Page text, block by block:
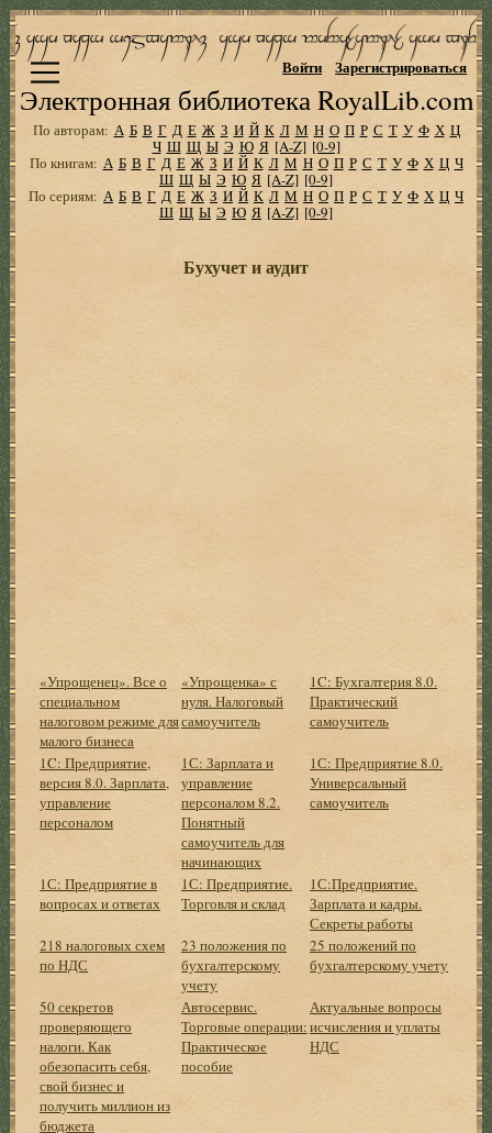
Электронная библиотека RoyalLib.com
Войти Зарегистрироваться
По авторам: А Б В Г Д Е Ж З И Й К Л М Н О П Р С Т У Ф Х Ц
Ч Ш Щ Ы Э Ю Я [A-Z] [0-9]
По книгам: А Б В Г Д Е Ж З И Й К Л М Н О П Р С Т У Ф Х Ц Ч
Ш Щ Ы Э Ю Я [A-Z] [0-9]
По сериям: А Б В Г Д Е Ж З И Й К Л М Н О П Р С Т У Ф Х Ц Ч
Ш Щ Ы Э Ю Я [A-Z] [0-9]
Бухучет и аудит
«Упрощенец». Все о
специальном
налоговом режиме для
малого бизнеса
«Упрощенка» с
нуля. Налоговый
самоучитель
1C: Бухгалтерия 8.0.
Практический
самоучитель
1C: Предприятие,
версия 8.0. Зарплата,
управление
персоналом
1С: Зарплата и
управление
персоналом 8.2.
Понятный
самоучитель для
начинающих
1С: Предприятие 8.0.
Универсальный
самоучитель
1С: Предприятие в
вопросах и ответах
1С: Предприятие.
Торговля и склад
1С:Предприятие.
Зарплата и кадры.
Секреты работы
218 налоговых схем
по НДС
23 положения по
бухгалтерскому
учету
25 положений по
бухгалтерскому учету
50 секретов
проверяющего
налоги. Как
обезопасить себя,
свой бизнес и
получить миллион из
бюджета
Автосервис.
Торговые операции:
Практическое
пособие
Актуальные вопросы
исчисления и уплаты
НДС